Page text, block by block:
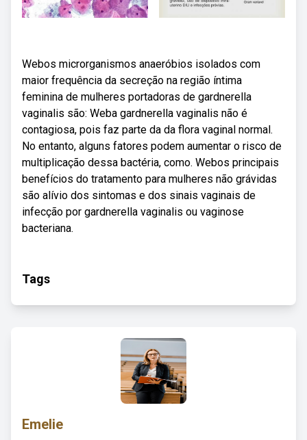
Webos microrganismos anaeróbios isolados com
maior frequência da secreção na região íntima
feminina de mulheres portadoras de gardnerella
vaginalis são: Weba gardnerella vaginalis não é
contagiosa, pois faz parte da da flora vaginal normal.
No entanto, alguns fatores podem aumentar o risco de
multiplicação dessa bactéria, como. Webos principais
benefícios do tratamento para mulheres não grávidas
são alívio dos sintomas e dos sinais vaginais de
infecção por gardnerella vaginalis ou vaginose
bacteriana.
Tags
Emelie